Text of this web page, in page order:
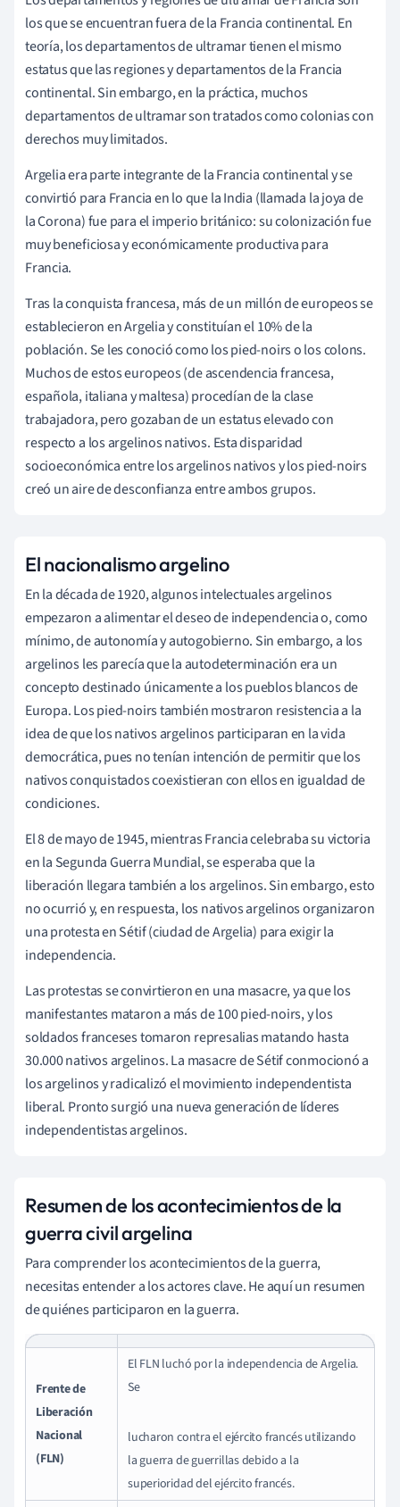
los que se encuentran fuera de la Francia continental. En
teoría, los departamentos de ultramar tienen el mismo
estatus que las regiones y departamentos de la Francia
continental. Sin embargo, en la práctica, muchos
departamentos de ultramar son tratados como colonias con
derechos muy limitados.
Argelia era parte integrante de la Francia continental y se
convirtió para Francia en lo que la India (llamada la joya de
la Corona) fue para el imperio británico: su colonización fue
muy beneficiosa y económicamente productiva para
Francia.
Tras la conquista francesa, más de un millón de europeos se
establecieron en Argelia y constituían el 10% de la
población. Se les conoció como los pied-noirs o los colons.
Muchos de estos europeos (de ascendencia francesa,
española, italiana y maltesa) procedían de la clase
trabajadora, pero gozaban de un estatus elevado con
respecto a los argelinos nativos. Esta disparidad
socioeconómica entre los argelinos nativos y los pied-noirs
creó un aire de desconfianza entre ambos grupos.
El nacionalismo argelino
En la década de 1920, algunos intelectuales argelinos
empezaron a alimentar el deseo de independencia o, como
mínimo, de autonomía y autogobierno. Sin embargo, a los
argelinos les parecía que la autodeterminación era un
concepto destinado únicamente a los pueblos blancos de
Europa. Los pied-noirs también mostraron resistencia a la
idea de que los nativos argelinos participaran en la vida
democrática, pues no tenían intención de permitir que los
nativos conquistados coexistieran con ellos en igualdad de
condiciones.
El 8 de mayo de 1945, mientras Francia celebraba su victoria
en la Segunda Guerra Mundial, se esperaba que la
liberación llegara también a los argelinos. Sin embargo, esto
no ocurrió y, en respuesta, los nativos argelinos organizaron
una protesta en Sétif (ciudad de Argelia) para exigir la
independencia.
Las protestas se convirtieron en una masacre, ya que los
manifestantes mataron a más de 100 pied-noirs, y los
soldados franceses tomaron represalias matando hasta
30.000 nativos argelinos. La masacre de Sétif conmocionó a
los argelinos y radicalizó el movimiento independentista
liberal. Pronto surgió una nueva generación de líderes
independentistas argelinos.
Resumen de los acontecimientos de la
guerra civil argelina
Para comprender los acontecimientos de la guerra,
necesitas entender a los actores clave. He aquí un resumen
de quiénes participaron en la guerra.
Frente de
Liberación
Nacional
(FLN)
El FLN luchó por la independencia de Argelia.
Se
lucharon contra el ejército francés utilizando
la guerra de guerrillas debido a la
superioridad del ejército francés.